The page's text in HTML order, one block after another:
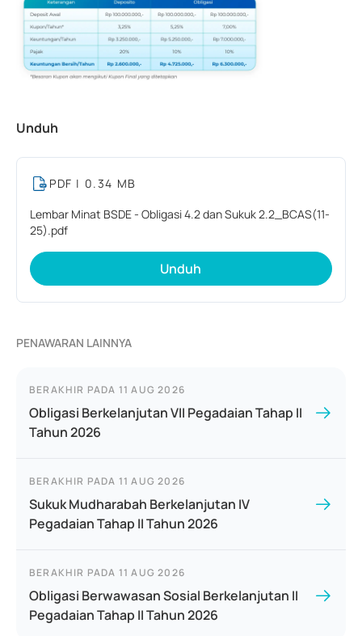
Unduh
PDF | 0.34 MB
Lembar Minat BSDE - Obligasi 4.2 dan Sukuk 2.2_BCAS(11-
25).pdf
Unduh
PENAWARAN LAINNYA
BERAKHIR PADA 11 AUG 2026
Obligasi Berkelanjutan VII Pegadaian Tahap II
Tahun 2026
BERAKHIR PADA 11 AUG 2026
Sukuk Mudharabah Berkelanjutan IV
Pegadaian Tahap II Tahun 2026
BERAKHIR PADA 11 AUG 2026
Obligasi Berwawasan Sosial Berkelanjutan II
Pegadaian Tahap II Tahun 2026